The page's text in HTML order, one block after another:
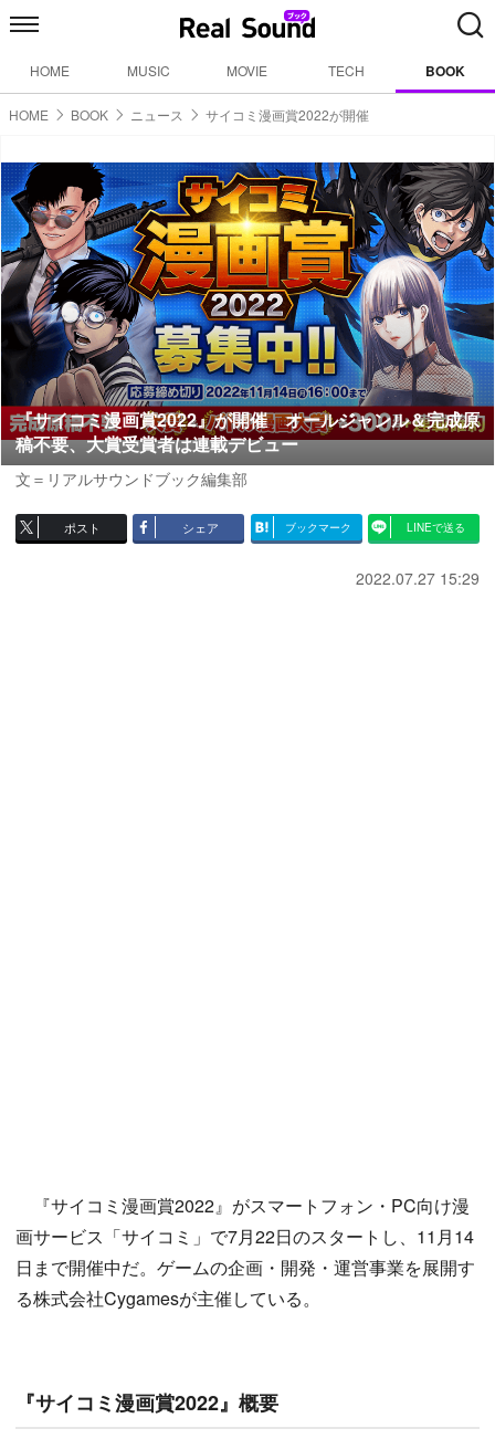
HOME MUSIC MOVIE TECH BOOK
HOME BOOK ニュース サイコミ漫画賞2022が開催
『サイコミ漫画賞2022』が開催 オールジャンル＆完成原
稿不要、大賞受賞者は連載デビュー
文＝リアルサウンドブック編集部
ポスト シェア ブックマーク LINEで送る
2022.07.27 15:29
『サイコミ漫画賞2022』がスマートフォン・PC向け漫
画サービス「サイコミ」で7月22日のスタートし、11月14
日まで開催中だ。ゲームの企画・開発・運営事業を展開す
る株式会社Cygamesが主催している。
『サイコミ漫画賞2022』概要